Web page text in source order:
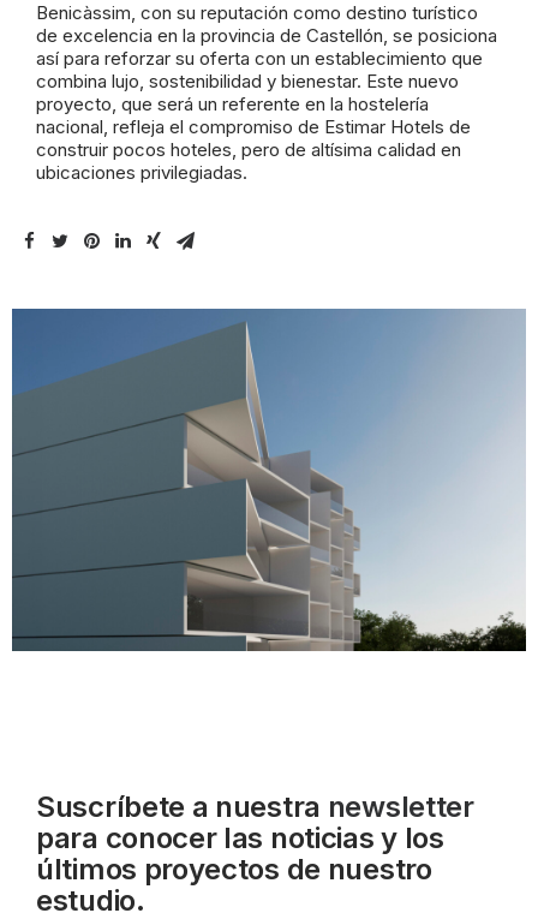
Benicàssim, con su reputación como destino turístico
de excelencia en la provincia de Castellón, se posiciona
así para reforzar su oferta con un establecimiento que
combina lujo, sostenibilidad y bienestar. Este nuevo
proyecto, que será un referente en la hostelería
nacional, refleja el compromiso de Estimar Hotels de
construir pocos hoteles, pero de altísima calidad en
ubicaciones privilegiadas.
Suscríbete a nuestra newsletter
para conocer las noticias y los
últimos proyectos de nuestro
estudio.